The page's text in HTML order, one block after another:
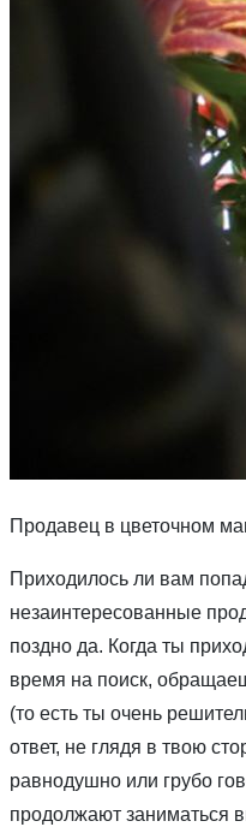
Продавец в цветочном
Приходилось ли вам
незаинтересованные
поздно да. Когда ты
время на поиск,
(то есть ты очень
ответ, не глядя в твою
равнодушно или грубо
продолжают заниматься